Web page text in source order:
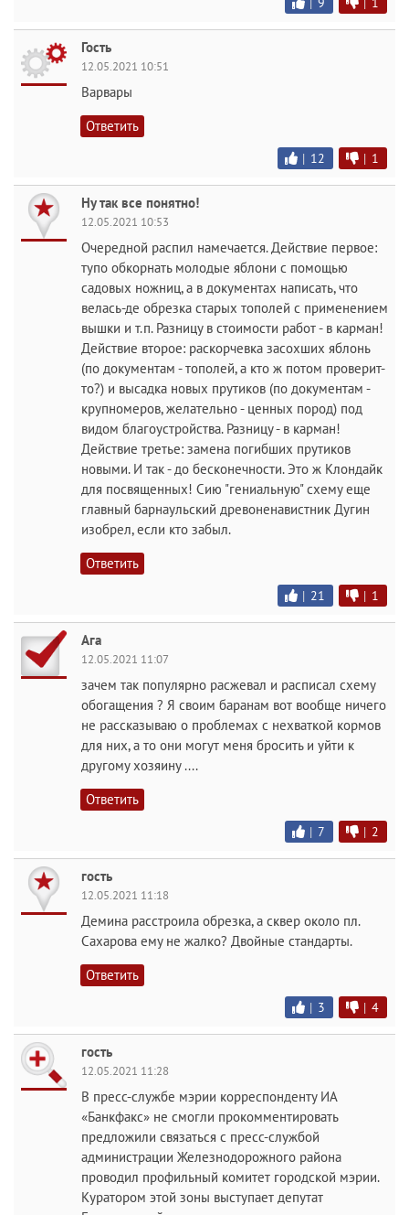
Гость
12.05.2021 10:51
Варвары
Ответить
| 12 | 1
Ну так все понятно!
12.05.2021 10:53
Очередной распил намечается. Действие первое:
тупо обкорнать молодые яблони с помощью
садовых ножниц, а в документах написать, что
велась-де обрезка старых тополей с применением
вышки и т.п. Разницу в стоимости работ - в карман!
Действие второе: раскорчевка засохших яблонь
(по документам - тополей, а кто ж потом проверит-
то?) и высадка новых прутиков (по документам -
крупномеров, желательно - ценных пород) под
видом благоустройства. Разницу - в карман!
Действие третье: замена погибших прутиков
новыми. И так - до бесконечности. Это ж Клондайк
для посвященных! Сию "гениальную" схему еще
главный барнаульский древоненавистник Дугин
изобрел, если кто забыл.
Ответить
| 21 | 1
Ага
12.05.2021 11:07
зачем так популярно расжевал и расписал схему
обогащения ? Я своим баранам вот вообще ничего
не рассказываю о проблемах с нехваткой кормов
для них, а то они могут меня бросить и уйти к
другому хозяину ....
Ответить
| 7 | 2
гость
12.05.2021 11:18
Демина расстроила обрезка, а сквер около пл.
Сахарова ему не жалко? Двойные стандарты.
Ответить
| 3 | 4
гость
12.05.2021 11:28
В пресс-службе мэрии корреспонденту ИА
«Банкфакс» не смогли прокомментировать
предложили связаться с пресс-службой
администрации Железнодорожного района
проводил профильный комитет городской мэрии.
Куратором этой зоны выступает депутат